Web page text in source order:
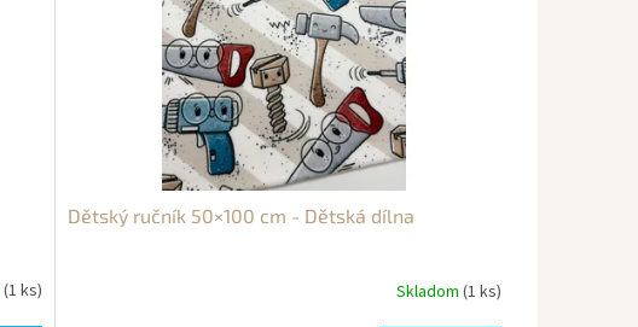
(1 ks)
Dětský ručník 50×100 cm - Dětská dílna
Skladom (1 ks)